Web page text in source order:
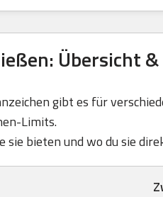
Übersicht
gibt es für
Limits.
bieten und wo du sie